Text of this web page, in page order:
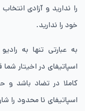
را ندارید و آزادی
خود را ندارید.
به عبارتی تنها به
اسپاتیفای در اخیتار
کاملا در تضاد باشد و
اسپاتیفای نا محدود را